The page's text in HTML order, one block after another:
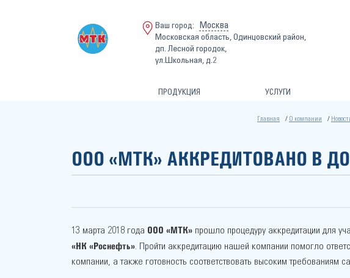
Ваш город: Москва
Московская область, Одинцовский район,
дп. Лесной городок,
ул.Школьная, д.2
ПРОДУКЦИЯ УСЛУГИ
Главная О компании
ООО «МТК» АККРЕДИТОВАНО В
13 марта 2018 года ООО «МТК» прошло процедуру аккредитации для
«НК «Роснефть» . Пройти аккредитацию нашей компании помогло
компании, а также готовность соответствовать высоким требованиям